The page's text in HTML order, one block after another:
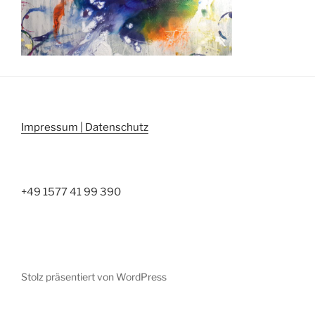
Impressum | Datenschutz
+49 1577 41 99 390
Stolz präsentiert von WordPress